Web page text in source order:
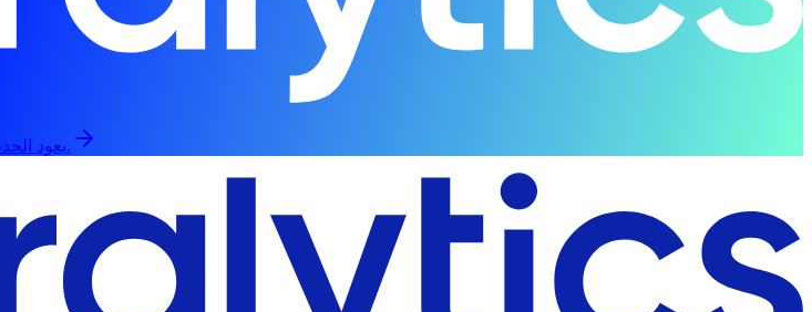
يعود الحدث العالمي لرؤية الذكاء الاصطناعي في 13 سبتمبر، حضورياً وعبر الإنترنت.